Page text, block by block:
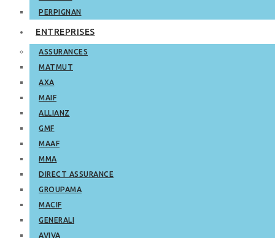
PERPIGNAN
ENTREPRISES
ASSURANCES
MATMUT
AXA
MAIF
ALLIANZ
GMF
MAAF
MMA
DIRECT ASSURANCE
GROUPAMA
MACIF
GENERALI
AVIVA